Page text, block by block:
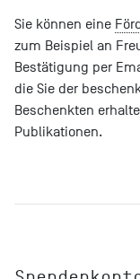
Sie können eine
zum Beispiel an
Bestätigung per
die Sie der
Beschenkten
Publikationen.